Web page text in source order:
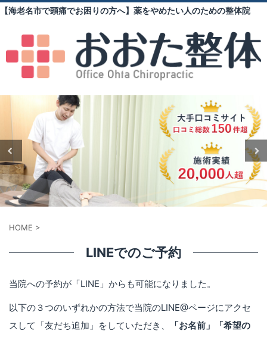
【海老名市で頭痛でお困りの方へ】薬をやめたい人のための整体院
HOME >
LINEでのご予約
当院への予約が「LINE」からも可能になりました。
以下の３つのいずれかの方法で当院のLINE@ページにアクセ
スして「友だち追加」をしていただき、
「お名前」「希望の